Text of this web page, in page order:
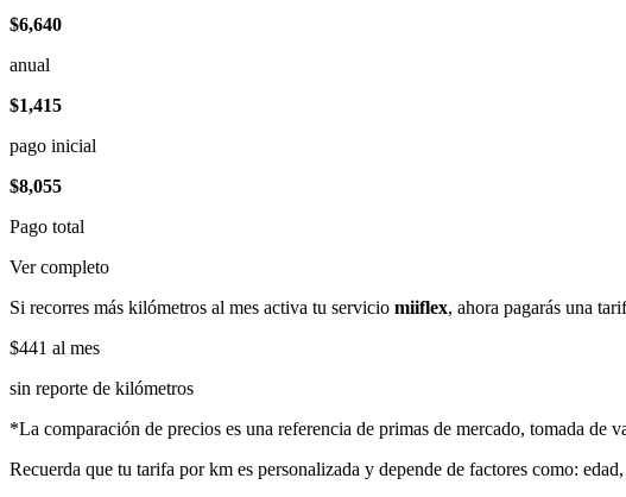
$6,640
anual
$1,415
pago inicial
$8,055
Pago total
Ver completo
Si recorres más kilómetros al mes activa tu servicio miiflex, ahora pagarás una
$441 al mes
sin reporte de kilómetros
*La comparación de precios es una referencia de primas de mercado, tomada de
Recuerda que tu tarifa por km es personalizada y depende de factores como: